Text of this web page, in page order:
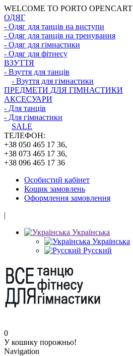
WELCOME TO PORTO OPENCART
ОДЯГ
- Одяг для танців на виступи
- Одяг для танців на тренування
- Одяг для гімнастики
- Одяг для фітнесу
ВЗУТТЯ
- Взуття для танців
- Взуття для гімнастики
ПРЕДМЕТИ ДЛЯ ГІМНАСТИКИ
АКСЕСУАРИ
- Для танців
- Для гімнастики
SALE
ТЕЛЕФОН:
+38 050 465 17 36,
+38 073 465 17 36,
+38 096 465 17 36
Особистий кабінет
Кошик замовлень
Оформлення замовлення
|
Українська
Українська
Русский
0
У кошику порожньо!
Navigation